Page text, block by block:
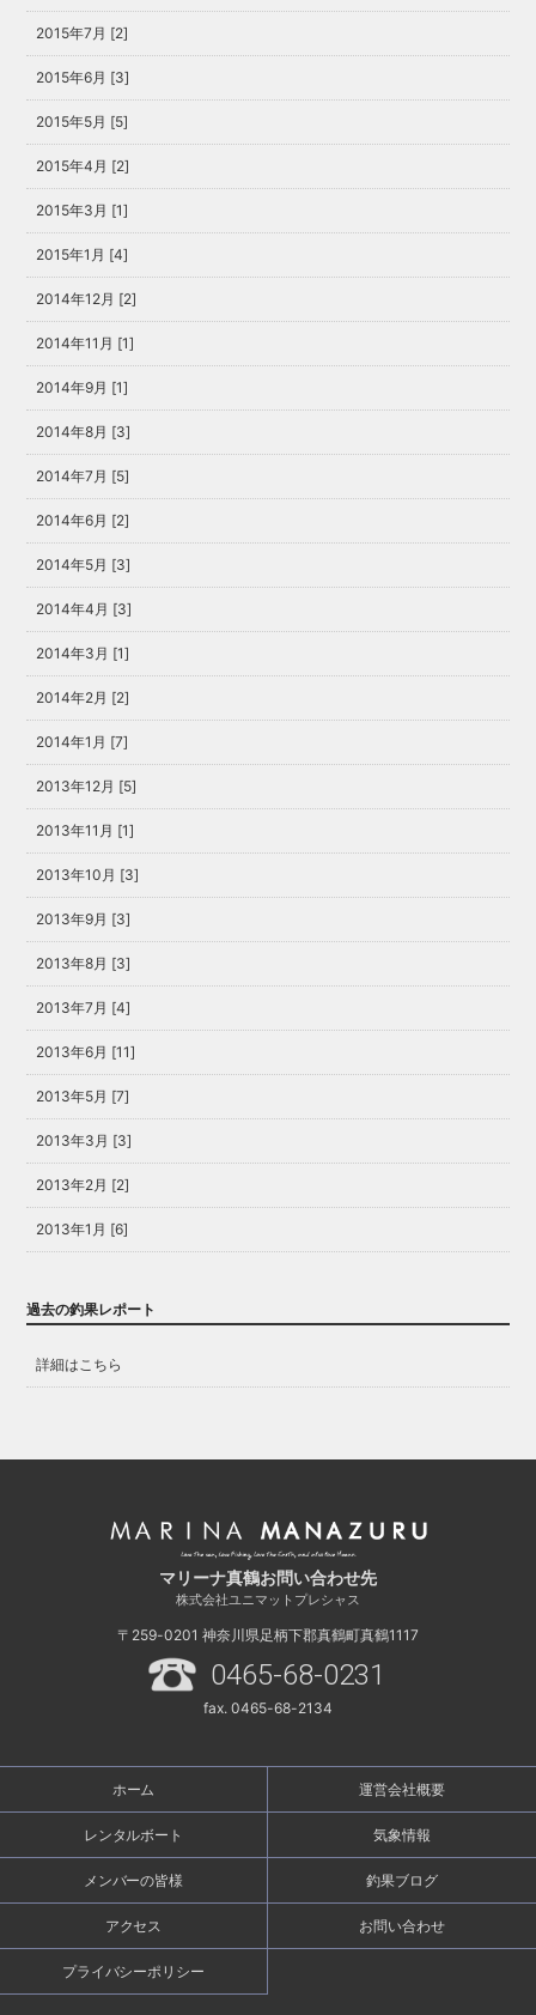
2015年7月 [2]
2015年6月 [3]
2015年5月 [5]
2015年4月 [2]
2015年3月 [1]
2015年1月 [4]
2014年12月 [2]
2014年11月 [1]
2014年9月 [1]
2014年8月 [3]
2014年7月 [5]
2014年6月 [2]
2014年5月 [3]
2014年4月 [3]
2014年3月 [1]
2014年2月 [2]
2014年1月 [7]
2013年12月 [5]
2013年11月 [1]
2013年10月 [3]
2013年9月 [3]
2013年8月 [3]
2013年7月 [4]
2013年6月 [11]
2013年5月 [7]
2013年3月 [3]
2013年2月 [2]
2013年1月 [6]
過去の釣果レポート
詳細はこちら
マリーナ真鶴お問い合わせ先
株式会社ユニマットプレシャス
〒259-0201 神奈川県足柄下郡真鶴町真鶴1117
0465-68-0231
fax. 0465-68-2134
ホーム 運営会社概要
レンタルボート 気象情報
メンバーの皆様 釣果ブログ
アクセス お問い合わせ
プライバシーポリシー